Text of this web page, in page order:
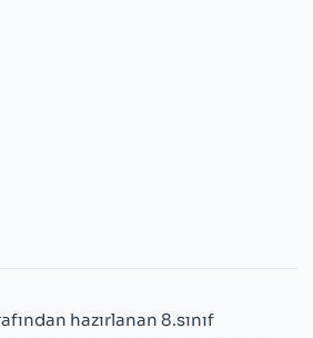
hazırlanan 8.sınıf